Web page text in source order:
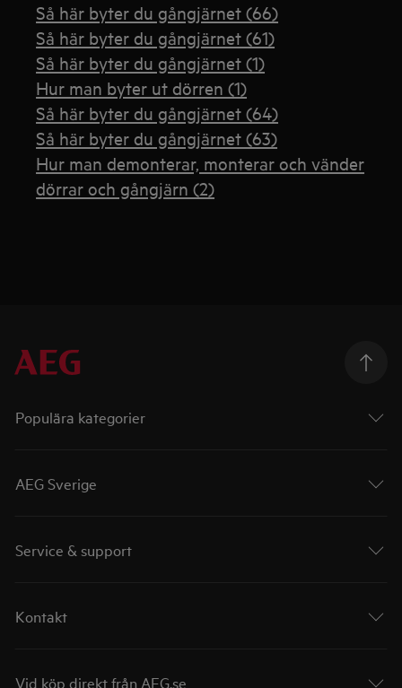
Så här byter du gångjärnet (66)
Så här byter du gångjärnet (61)
Så här byter du gångjärnet (1)
Hur man byter ut dörren (1)
Så här byter du gångjärnet (64)
Så här byter du gångjärnet (63)
Hur man demonterar, monterar och vänder
dörrar och gångjärn (2)
Populära kategorier
AEG Sverige
Service & support
Kontakt
Vid köp direkt från AEG.se